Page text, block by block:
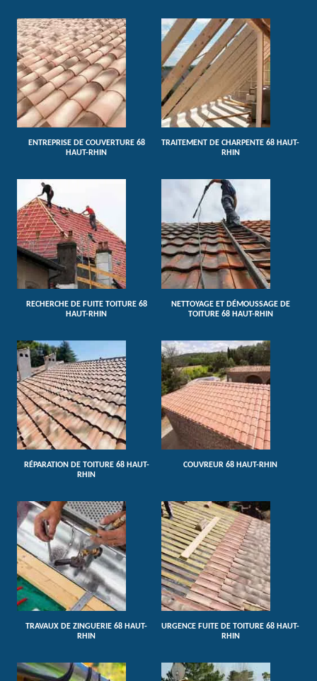
ENTREPRISE DE COUVERTURE 68
HAUT-RHIN
TRAITEMENT DE CHARPENTE 68 HAUT-
RHIN
RECHERCHE DE FUITE TOITURE 68
HAUT-RHIN
NETTOYAGE ET DÉMOUSSAGE DE
TOITURE 68 HAUT-RHIN
RÉPARATION DE TOITURE 68 HAUT-
RHIN
COUVREUR 68 HAUT-RHIN
TRAVAUX DE ZINGUERIE 68 HAUT-
RHIN
URGENCE FUITE DE TOITURE 68 HAUT-
RHIN